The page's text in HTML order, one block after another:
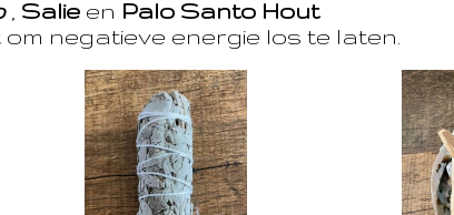
, Salie en Palo Santo Hout
negatieve energie los te laten.